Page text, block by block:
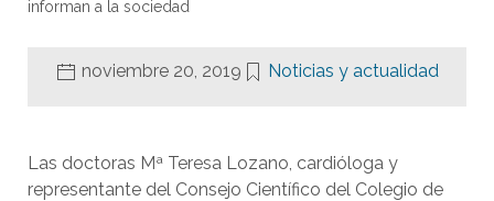
informan a la sociedad
noviembre 20, 2019 Noticias y actualidad
Las doctoras Mª Teresa Lozano, cardióloga y
representante del Consejo Científico del Colegio de